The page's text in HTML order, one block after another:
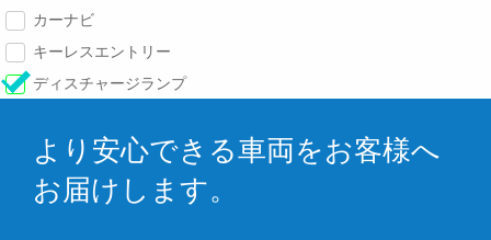
カーナビ
キーレスエントリー
ディスチャージランプ
より安心できる車両をお客様へ
お届けします。